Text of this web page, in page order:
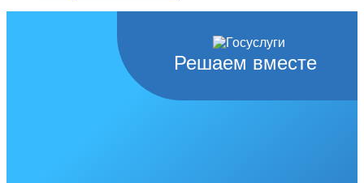
Решаем вместе